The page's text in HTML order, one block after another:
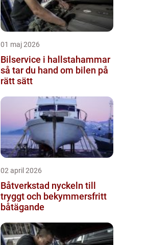
01 maj 2026
Bilservice i hallstahammar
så tar du hand om bilen på
rätt sätt
02 april 2026
Båtverkstad nyckeln till
tryggt och bekymmersfritt
båtägande